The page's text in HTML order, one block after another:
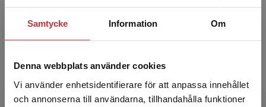
Samtycke Information Om
Denna webbplats använder cookies
Vi använder enhetsidentifierare för att anpassa innehållet
och annonserna till användarna, tillhandahålla funktioner
Gun Nordström
Gun Nordström är leg. sjuksköterska och var
Karlstads universitet under drygt 10 år. För
närvarande är hon pr...